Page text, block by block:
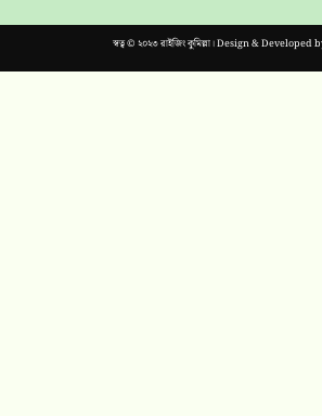
স্বত্ব © ২০২৩ রাইজিং কুমিল্লা। Design & Developed